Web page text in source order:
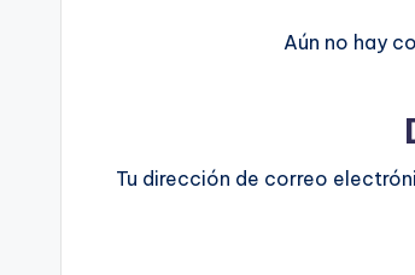
Aún no hay
Tu dirección de correo